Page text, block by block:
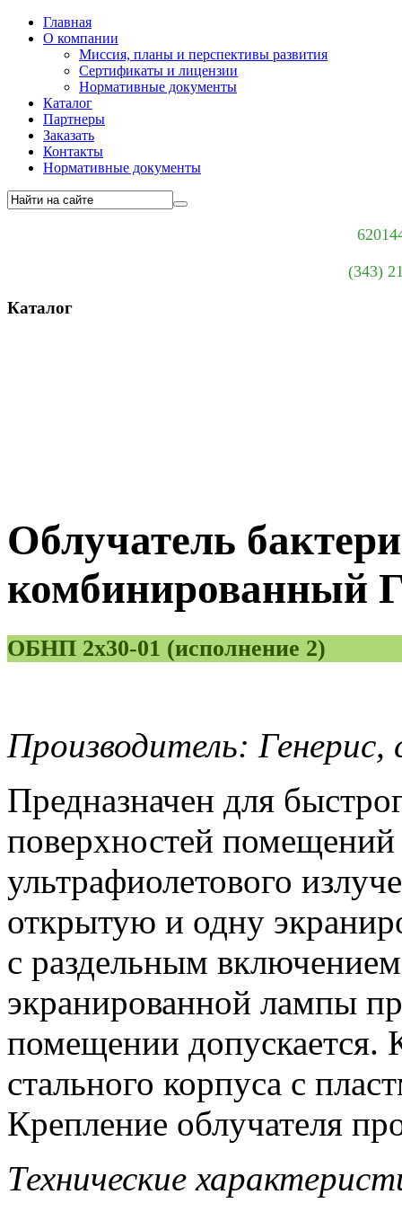
Главная
О компании
Миссия, планы и перспективы развития
Сертификаты и лицензии
Нормативные документы
Каталог
Партнеры
Заказать
Контакты
Нормативные документы
(343)
Каталог
Облучатель
комбинированный
ОБНП 2х30-01 (исполнение 2)
Производитель: Генерис,
Предназначен для
поверхностей помещений
ультрафиолетового
открытую и одну
с раздельным
экранированной лампы
помещении допускается.
стального корпуса с
Крепление облучателя
Технические